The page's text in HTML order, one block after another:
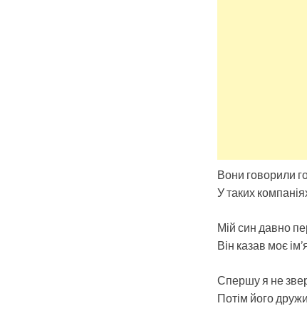
Вони говорили
У таких
Мій син давно
Він казав моє
Спершу я не
Потім його